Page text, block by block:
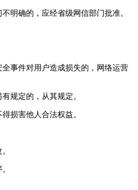
明确的，应经省级网信部门批准。
事件对用户造成损失的，网络运营
规定的，从其规定。
损害他人合法权益。